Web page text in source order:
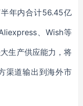
年内合计56.45亿
、Wish等
生产供应能力，将
渠道输出到海外市